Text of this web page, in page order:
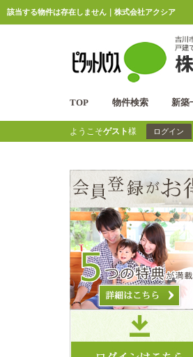
該当する物件は存在しません｜株式会社アクシア
TOP 物件検索 新築
ようこそゲスト様 ログイン